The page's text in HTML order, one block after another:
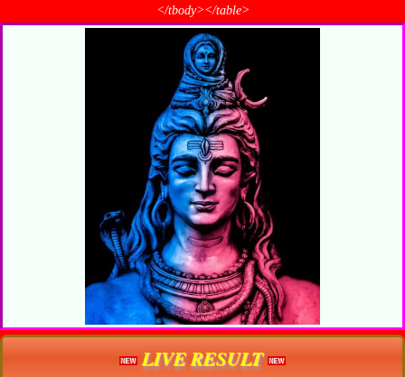
</tbody></table>
LIVE RESULT